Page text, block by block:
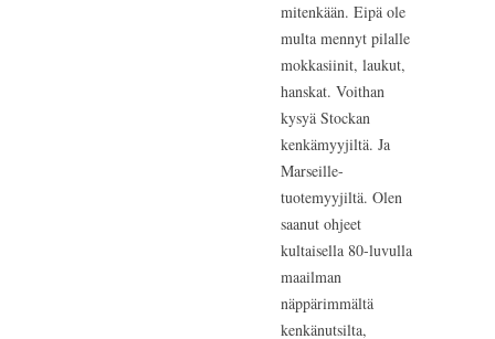
mitenkään. Eipä ole
multa mennyt pilalle
mokkasiinit, laukut,
hanskat. Voithan
kysyä Stockan
kenkämyyjiltä. Ja
Marseille-
tuotemyyjiltä. Olen
saanut ohjeet
kultaisella 80-luvulla
maailman
näppärimmältä
kenkänutsilta,